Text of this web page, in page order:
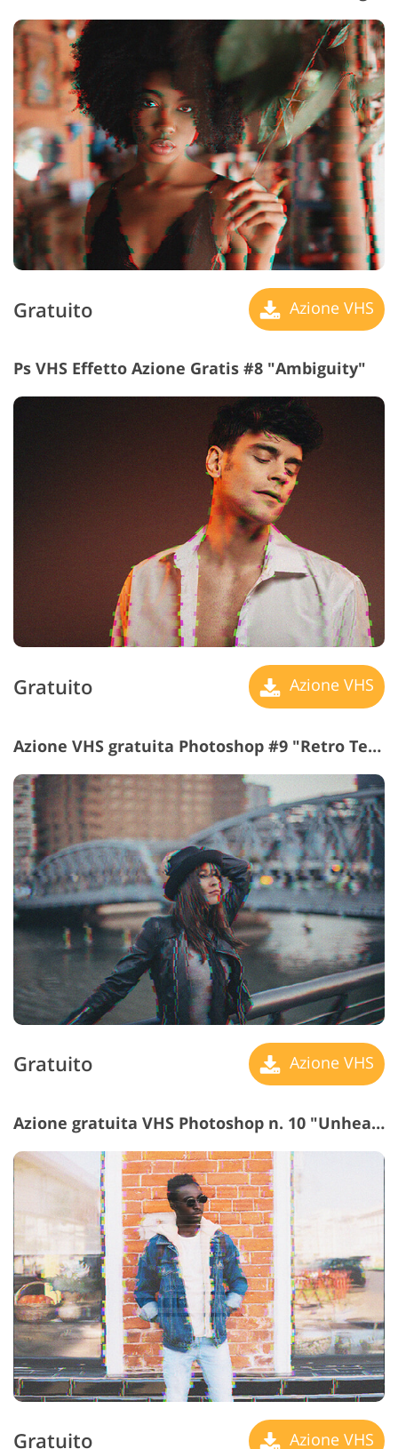
Gratuito Azione VHS
Ps VHS Effetto Azione Gratis #8 "Ambiguity"
Gratuito Azione VHS
Azione VHS gratuita Photoshop #9 "Retro Technology"
Gratuito Azione VHS
Azione gratuita VHS Photoshop n. 10 "Unheard Frequency"
Gratuito Azione VHS